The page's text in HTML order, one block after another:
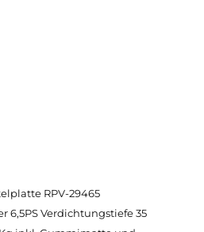
RPV-29465
6,5PS Verdichtungstiefe 35